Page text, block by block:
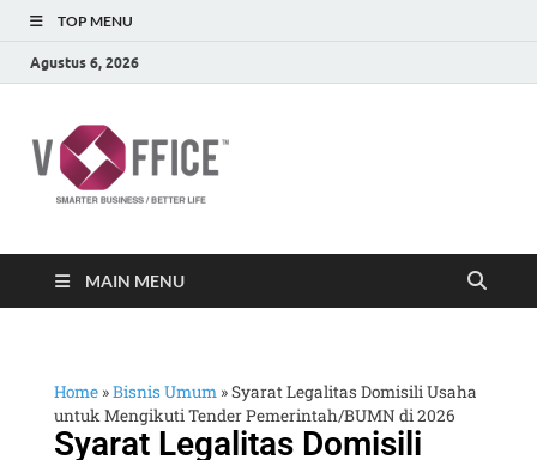
TOP MENU
Agustus 6, 2026
MAIN MENU
Home »Bisnis Umum »Syarat Legalitas Domisili Usaha
untuk Mengikuti Tender Pemerintah/BUMN di 2026
Syarat Legalitas Domisili